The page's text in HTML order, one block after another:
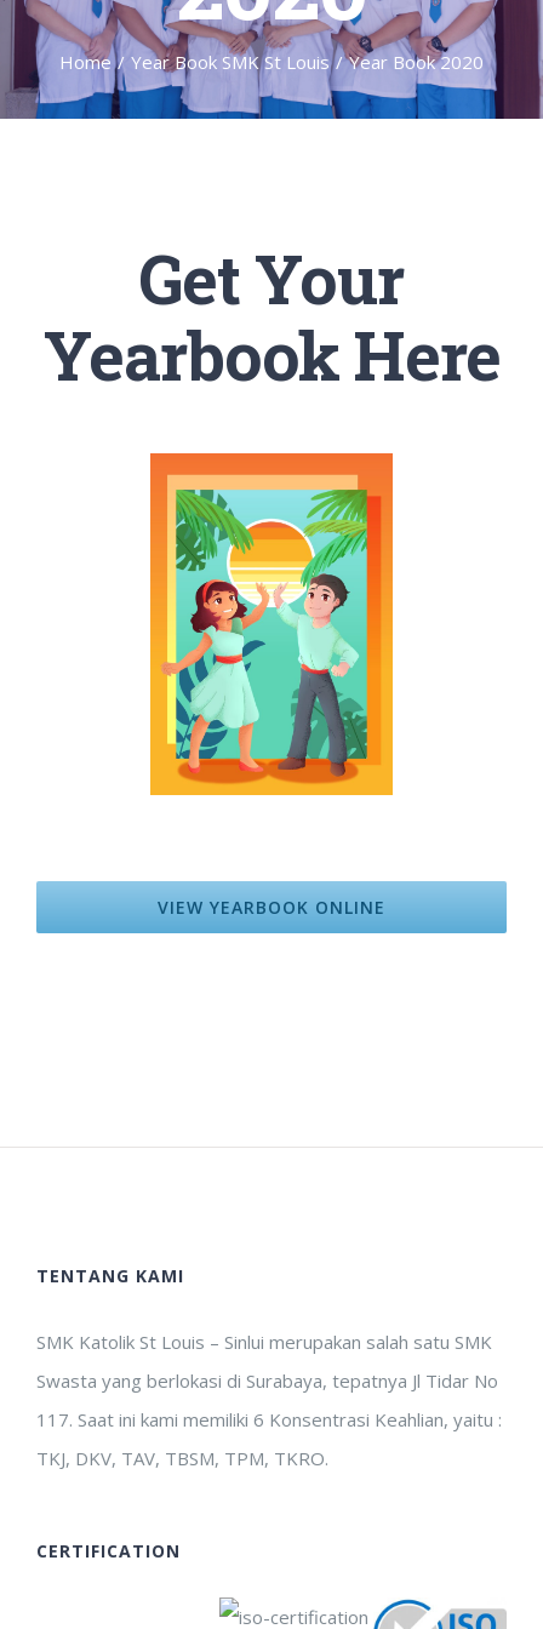
Home / Year Book SMK St Louis / Year Book 2020
Get Your
Yearbook Here
VIEW YEARBOOK ONLINE
TENTANG KAMI
SMK Katolik St Louis – Sinlui merupakan salah satu SMK
Swasta yang berlokasi di Surabaya, tepatnya Jl Tidar No
117. Saat ini kami memiliki 6 Konsentrasi Keahlian, yaitu :
TKJ, DKV, TAV, TBSM, TPM, TKRO.
CERTIFICATION